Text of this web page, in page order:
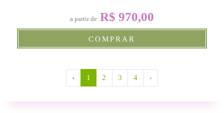
a partir de R$ 970,00
COMPRAR
‹ 1 2 3 4 ›